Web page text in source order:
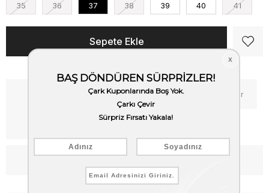
35 36 37 38 39 40 41
Fiyat Düşünce Haber Ver